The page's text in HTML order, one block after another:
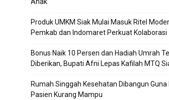
Produk UMKM Siak Mulai Masuk Ritel
Pemkab dan Indomaret Perkuat Kolaborasi
Bonus Naik 10 Persen dan Hadiah Umrah
Diberikan, Bupati Afni Lepas Kafilah MTQ
Rumah Singgah Kesehatan Dibangun Guna
Pasien Kurang Mampu